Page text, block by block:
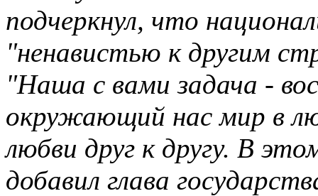
подчеркнул, что
"ненавистью к другим
"Наша с вами задача -
окружающий нас мир в
любви друг к другу. В
добавил глава